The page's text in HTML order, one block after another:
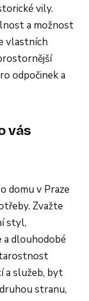
vily.
a možnost
vlastních
odpočinek a
vás
domu v Praze
Zvažte
styl,
a dlouhodobé
a služeb, byt
stranu,